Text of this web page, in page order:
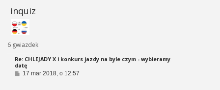
inquiz
6 gwiazdek
Re: CHLEJADY X i konkurs jazdy na byle czym - wybieramy
datę
P17 mar 2018, o 12:57